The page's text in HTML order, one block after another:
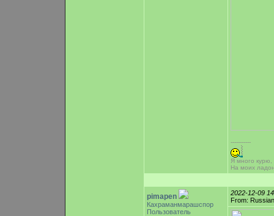
-----------
Я много курю,
На моих
pimapen
Кахраманмарашспор
Пользователь
2022-12-09
From: